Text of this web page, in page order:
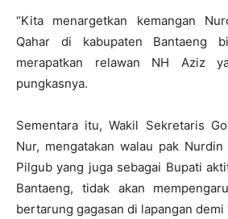
“Kita menargetkan kemangan
Qahar di kabupaten Bantaeng
merapatkan relawan NH Aziz
pungkasnya.
Sementara itu, Wakil Sekretaris
Nur, mengatakan walau pak
Pilgub yang juga sebagai Bupati
Bantaeng, tidak akan
bertarung gagasan di lapangan demi